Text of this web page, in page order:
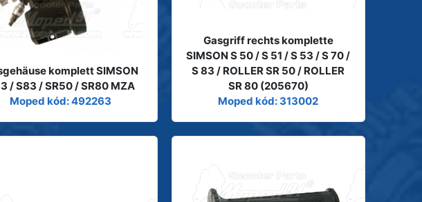
komplett SIMSON
/ S83 / SR50 / SR80 MZA
Moped kód: 492263
Gasgriff rechts komplette
SIMSON S 50 / S 51 / S 53 / S 70 /
S 83 / ROLLER SR 50 / ROLLER
SR 80 (205670)
Moped kód: 313002